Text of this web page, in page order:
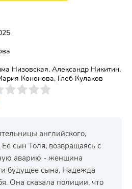
Низовская, Александр Никитин,
Кононова, Глеб Кулаков
английского,
сын Толя, возвращаясь с
аварию - женщина
будущее сына, Надежда
Она сказала полиции, что